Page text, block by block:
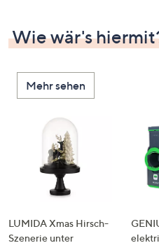
Wie wär's
Mehr sehen
LUMIDA Xmas Hirsch-
Szenerie unter